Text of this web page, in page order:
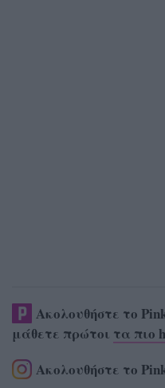
Ακολουθήστε το
μάθετε πρώτοι τα πιο
Ακολουθήστε το